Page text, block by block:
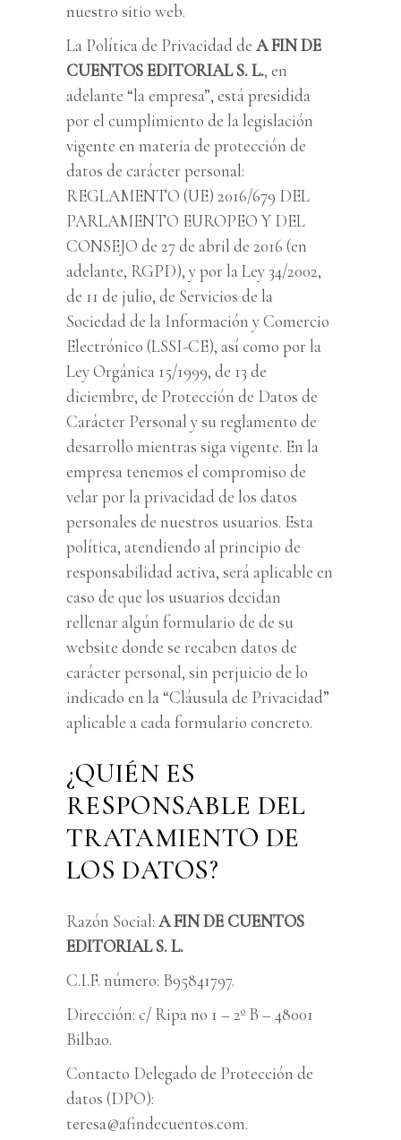
nuestro sitio web.
La Política de Privacidad de A FIN DE
CUENTOS EDITORIAL S. L., en
adelante “la empresa”, está presidida
por el cumplimiento de la legislación
vigente en materia de protección de
datos de carácter personal:
REGLAMENTO (UE) 2016/679 DEL
PARLAMENTO EUROPEO Y DEL
CONSEJO de 27 de abril de 2016 (en
adelante, RGPD), y por la Ley 34/2002,
de 11 de julio, de Servicios de la
Sociedad de la Información y Comercio
Electrónico (LSSI-CE), así como por la
Ley Orgánica 15/1999, de 13 de
diciembre, de Protección de Datos de
Carácter Personal y su reglamento de
desarrollo mientras siga vigente. En la
empresa tenemos el compromiso de
velar por la privacidad de los datos
personales de nuestros usuarios. Esta
política, atendiendo al principio de
responsabilidad activa, será aplicable en
caso de que los usuarios decidan
rellenar algún formulario de de su
website donde se recaben datos de
carácter personal, sin perjuicio de lo
indicado en la “Cláusula de Privacidad”
aplicable a cada formulario concreto.
¿QUIÉN ES
RESPONSABLE DEL
TRATAMIENTO DE
LOS DATOS?
Razón Social: A FIN DE CUENTOS
EDITORIAL S. L.
C.I.F. número: B95841797.
Dirección: c/ Ripa no 1 – 2º B – 48001
Bilbao.
Contacto Delegado de Protección de
datos (DPO):
teresa@afindecuentos.com.